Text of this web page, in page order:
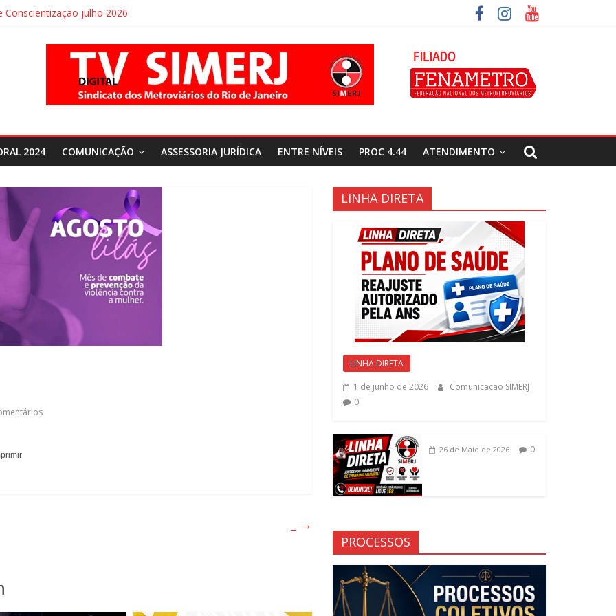
Conscientização julho 2026
2024 COMUNICAÇÃO ASSESSORIA JURÍDICA ENTRE NÍVEIS PROC 4.44 ATENDIMENTO
→
LINHA DIRETA
LINHA DIRETA
1 de junho de 2026
Comunicacao SIMERJ
0
26 de Maio de 2026 0
PROCESSOS